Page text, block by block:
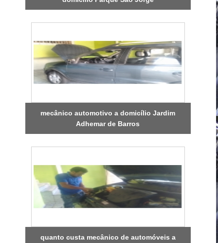
mecânico automotivo a domicílio Jardim
Adhemar de Barros
quanto custa mecânico de automóveis a